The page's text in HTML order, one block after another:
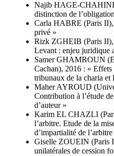
Najib HAGE-
distinction de
Carla HABRE (Paris
privé »
Rizk ZGHEIB (Paris II),
Levant : enjeu juridique
Samer GHAMROUN
Cachan), 2016 : « Effets
tribunaux de la charia et
Maher AYROUD
Contribution à l’étude
d’auteur »
Karim EL CHAZLI
l’arbitre. Etude de la
d’impartialité de l’arbitre
Giselle ZOUEIN (Paris
unilatérales de cession